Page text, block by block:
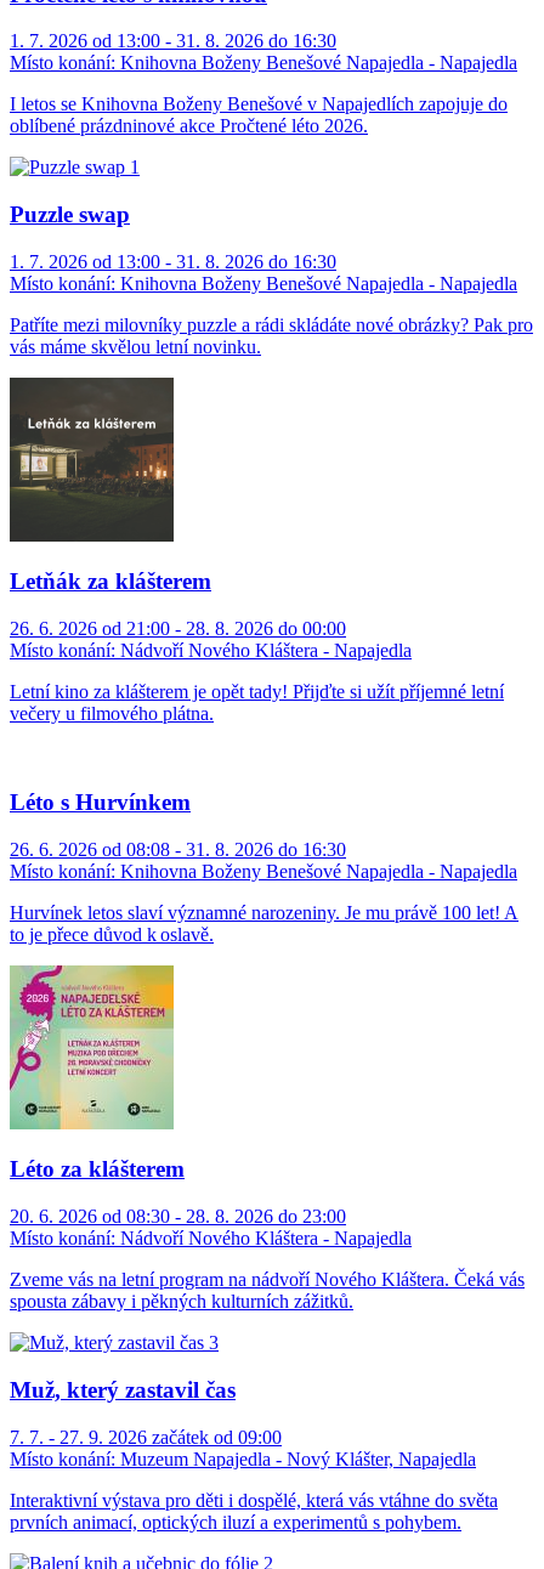
1. 7. 2026 od 13:00 - 31. 8. 2026 do 16:30
Místo konání: Knihovna Boženy Benešové Napajedla - Napajedla
I letos se Knihovna Boženy Benešové v Napajedlích zapojuje do
oblíbené prázdninové akce Pročtené léto 2026.
Puzzle swap
1. 7. 2026 od 13:00 - 31. 8. 2026 do 16:30
Místo konání: Knihovna Boženy Benešové Napajedla - Napajedla
Patříte mezi milovníky puzzle a rádi skládáte nové obrázky? Pak pro
vás máme skvělou letní novinku.
Letňák za klášterem
26. 6. 2026 od 21:00 - 28. 8. 2026 do 00:00
Místo konání: Nádvoří Nového Kláštera - Napajedla
Letní kino za klášterem je opět tady! Přijďte si užít příjemné letní
večery u filmového plátna.
Léto s Hurvínkem
26. 6. 2026 od 08:08 - 31. 8. 2026 do 16:30
Místo konání: Knihovna Boženy Benešové Napajedla - Napajedla
Hurvínek letos slaví významné narozeniny. Je mu právě 100 let! A
to je přece důvod k oslavě.
Léto za klášterem
20. 6. 2026 od 08:30 - 28. 8. 2026 do 23:00
Místo konání: Nádvoří Nového Kláštera - Napajedla
Zveme vás na letní program na nádvoří Nového Kláštera. Čeká vás
spousta zábavy i pěkných kulturních zážitků.
Muž, který zastavil čas
7. 7. - 27. 9. 2026 začátek od 09:00
Místo konání: Muzeum Napajedla - Nový Klášter, Napajedla
Interaktivní výstava pro děti i dospělé, která vás vtáhne do světa
prvních animací, optických iluzí a experimentů s pohybem.